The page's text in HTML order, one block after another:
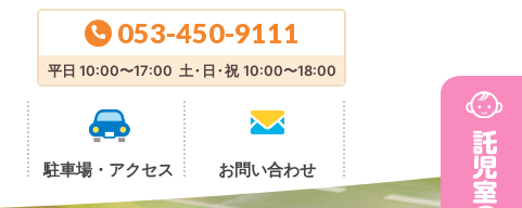
駐車場・ アクセス お問い合わせ
053-450-9111
平日 10:00〜17:00 土・日・祝 10:00〜18:00